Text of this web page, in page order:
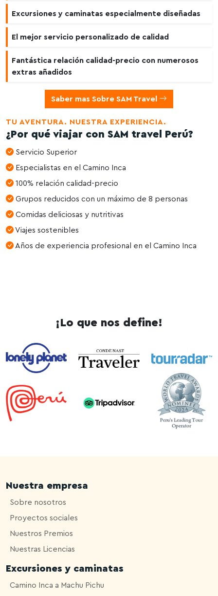
Excursiones y caminatas especialmente diseñadas
El mejor servicio personalizado de calidad
Fantástica relación calidad-precio con numerosos
extras añadidos
Saber mas Sobre SAM Travel
TU AVENTURA. NUESTRA EXPERIENCIA.
¿Por qué viajar con SAM travel Perú?
Servicio Superior
Especialistas en el Camino Inca
100% relación calidad-precio
Grupos reducidos con un máximo de 8 personas
Comidas deliciosas y nutritivas
Viajes sostenibles
Años de experiencia profesional en el Camino Inca
¡Lo que nos define!
Nuestra empresa
Sobre nosotros
Proyectos sociales
Nuestros Premios
Nuestras Licencias
Excursiones y caminatas
Camino Inca a Machu Pichu